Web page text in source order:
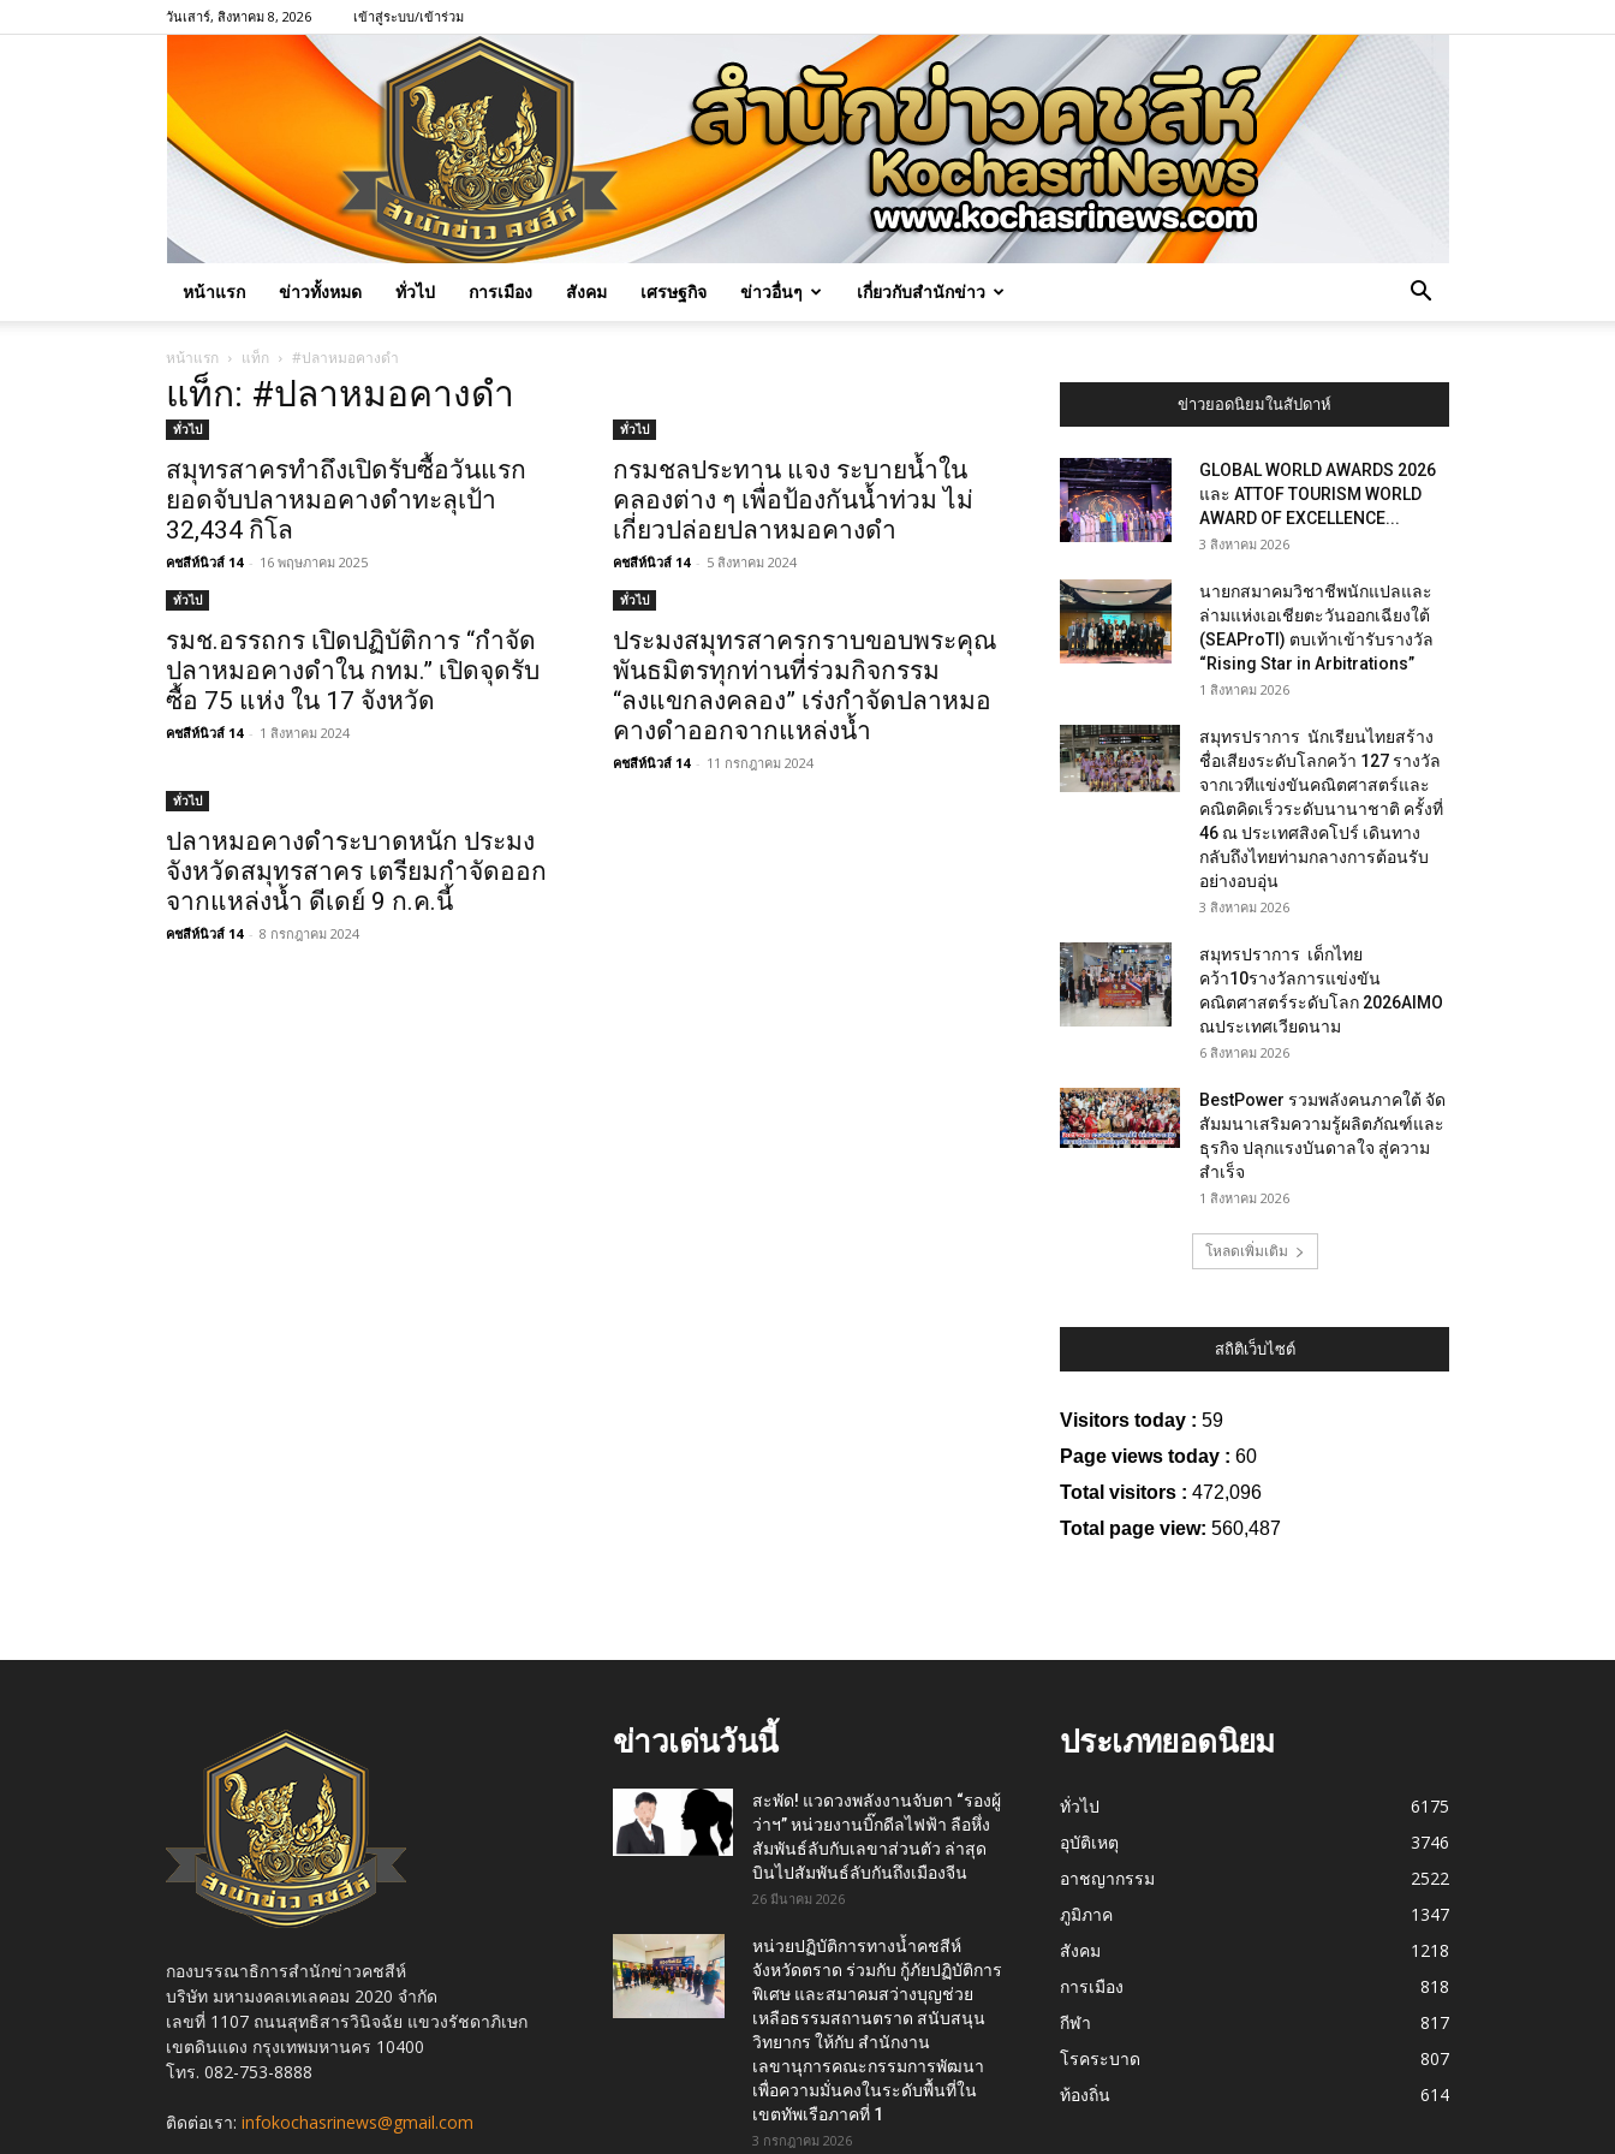
วันเสาร์, สิงหาคม 8, 2026 เข้าสู่ระบบ/เข้าร่วม
News
หน้าแรก ข่าวทั้งหมด ทั่วไป การเมือง สังคม เศรษฐกิจ ข่าวอื่นๆ เกี่ยวกับสำนักข่าว
หน้าแรก แท็ก #ปลาหมอคางดำ
แท็ก: #ปลาหมอคางดำ
ทั่วไป
สมุทรสาครทำถึงเปิดรับซื้อวันแรก
ยอดจับปลาหมอคางดำทะลุเป้า
32,434 กิโล
คชสีห์นิวส์ 14 - 16 พฤษภาคม 2025
ทั่วไป
กรมชลประทาน แจง ระบายน้ำใน
คลองต่าง ๆ เพื่อป้องกันน้ำท่วม ไม่
เกี่ยวปล่อยปลาหมอคางดำ
คชสีห์นิวส์ 14 - 5 สิงหาคม 2024
ทั่วไป
รมช.อรรถกร เปิดปฏิบัติการ “กำจัด
ปลาหมอคางดำใน กทม.” เปิดจุดรับ
ซื้อ 75 แห่ง ใน 17 จังหวัด
คชสีห์นิวส์ 14 - 1 สิงหาคม 2024
ทั่วไป
ประมงสมุทรสาครกราบขอบพระคุณ
พันธมิตรทุกท่านที่ร่วมกิจกรรม
“ลงแขกลงคลอง” เร่งกำจัดปลาหมอ
คางดำออกจากแหล่งน้ำ
คชสีห์นิวส์ 14 - 11 กรกฎาคม 2024
ทั่วไป
ปลาหมอคางดำระบาดหนัก ประมง
จังหวัดสมุทรสาคร เตรียมกำจัดออก
จากแหล่งน้ำ ดีเดย์ 9 ก.ค.นี้
คชสีห์นิวส์ 14 - 8 กรกฎาคม 2024
ข่าวยอดนิยมในสัปดาห์
GLOBAL WORLD AWARDS 2026
และ ATTOF TOURISM WORLD
AWARD OF EXCELLENCE...
3 สิงหาคม 2026
นายกสมาคมวิชาชีพนักแปลและ
ล่ามแห่งเอเชียตะวันออกเฉียงใต้
(SEAProTI) ตบเท้าเข้ารับรางวัล
“Rising Star in Arbitrations”
1 สิงหาคม 2026
สมุทรปราการ นักเรียนไทยสร้าง
ชื่อเสียงระดับโลกคว้า 127 รางวัล
จากเวทีแข่งขันคณิตศาสตร์และ
คณิตคิดเร็วระดับนานาชาติ ครั้งที่
46 ณ ประเทศสิงคโปร์ เดินทาง
กลับถึงไทยท่ามกลางการต้อนรับ
อย่างอบอุ่น
3 สิงหาคม 2026
สมุทรปราการ เด็กไทย
คว้า10รางวัลการแข่งขัน
คณิตศาสตร์ระดับโลก 2026AIMO
ณประเทศเวียดนาม
6 สิงหาคม 2026
BestPower รวมพลังคนภาคใต้ จัด
สัมมนาเสริมความรู้ผลิตภัณฑ์และ
ธุรกิจ ปลุกแรงบันดาลใจ สู่ความ
สำเร็จ
1 สิงหาคม 2026
โหลดเพิ่มเติม
สถิติเว็บไซต์
Visitors today : 59
Page views today : 60
Total visitors : 472,096
Total page view: 560,487
กองบรรณาธิการสำนักข่าวคชสีห์
บริษัท มหามงคลเทเลคอม 2020 จำกัด
เลขที่ 1107 ถนนสุทธิสารวินิจฉัย แขวงรัชดาภิเษก
เขตดินแดง กรุงเทพมหานคร 10400
โทร. 082-753-8888
ติดต่อเรา: infokochasrinews@gmail.com
ข่าวเด่นวันนี้
สะพัด! แวดวงพลังงานจับตา “รองผู้
ว่าฯ” หน่วยงานบิ๊กดีลไฟฟ้า ลือหึ่ง
สัมพันธ์ลับกับเลขาส่วนตัว ล่าสุด
บินไปสัมพันธ์ลับกันถึงเมืองจีน
26 มีนาคม 2026
หน่วยปฏิบัติการทางน้ำคชสีห์
จังหวัดตราด ร่วมกับ กู้ภัยปฏิบัติการ
พิเศษ และสมาคมสว่างบุญช่วย
เหลือธรรมสถานตราด สนับสนุน
วิทยากร ให้กับ สำนักงาน
เลขานุการคณะกรรมการพัฒนา
เพื่อความมั่นคงในระดับพื้นที่ใน
เขตทัพเรือภาคที่ 1
3 กรกฎาคม 2026
ประเภทยอดนิยม
ทั่วไป
6175
อุบัติเหตุ
3746
อาชญากรรม
2522
ภูมิภาค
1347
สังคม
1218
การเมือง
818
กีฬา
817
โรคระบาด
807
ท้องถิ่น
614